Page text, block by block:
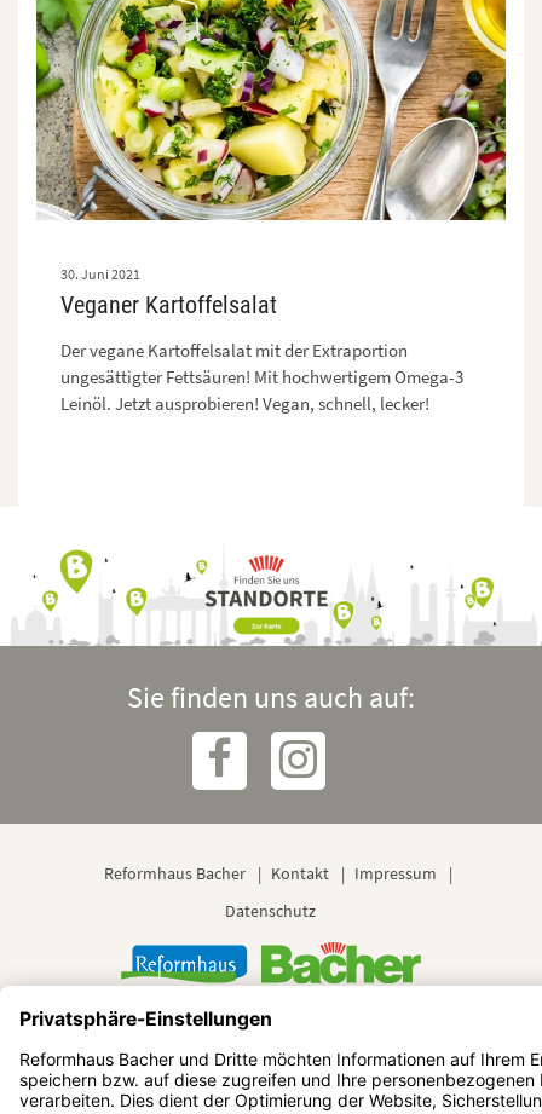
Veganer Kartoffelsalat
30. Juni 2021
Der vegane Kartoffelsalat mit der Extraportion
ungesättigter Fettsäuren! Mit hochwertigem Omega-3
Leinöl. Jetzt ausprobieren! Vegan, schnell, lecker!
Sie finden uns auch auf:
Reformhaus Bacher Kontakt
Impressum
Datenschutz
© 2024 Reformhaus Bacher